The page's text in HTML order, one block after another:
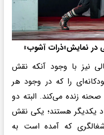
در نمایش«ذرات آشوب»
نیز با وجود آنکه نقش
را که در وجود هر
زنده می‌کند. البته دو
یکدیگر هستند؛ یکی نقش
که آمده است به